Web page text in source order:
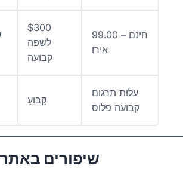
$300
לשפה
קבועה
חינם – 99.00
אירו
קָבוּעַ
עלות תרגום
קבועה פלוס
שיפורים באתר